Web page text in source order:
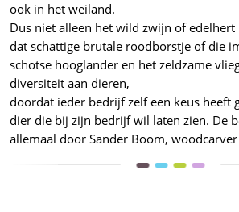
ook in het weiland.
Dus niet alleen het wild zwijn of
dat schattige brutale roodborstje of die
schotse hooglander en het zeldzame
diversiteit aan dieren,
doordat ieder bedrijf zelf een keus heeft
dier die bij zijn bedrijf wil laten zien. De
allemaal door Sander Boom,